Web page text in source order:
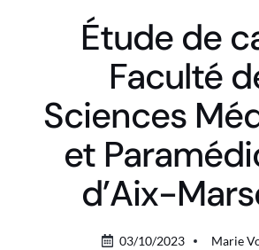
Étude de
Faculté
Sciences
et
d’Aix-
03/10/2023 Marie